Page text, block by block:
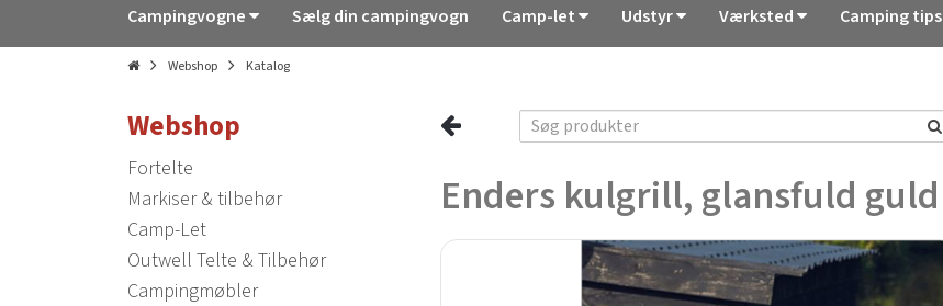
Campingvogne Sælg din campingvogn Camp-let Udstyr Værksted Camping tips
Webshop Katalog
Webshop
Fortelte
Markiser & tilbehør
Camp-Let
Outwell Telte & Tilbehør
Campingmøbler
Enders kulgrill, glansfuld guld